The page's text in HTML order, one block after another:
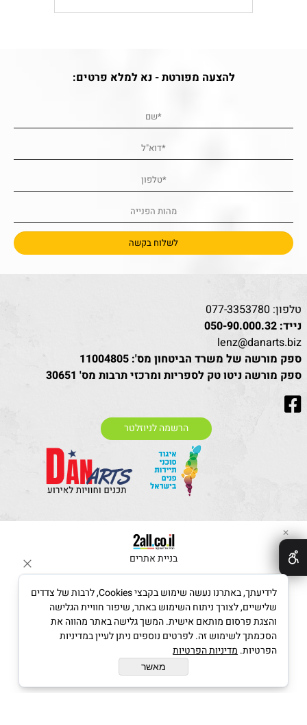
להצעה מפורטת - נא למלא פרטים:
טלפון: 077-3353780
נייד: 050-90.000.32
lenz@danarts.biz
ספק מורשה של משרד הביטחון מס': 11004805
ספק מורשה ניטו טק לספריות ומרכזי תרבות מס' 30651
הרשמה לניוזלטר
בניית אתרים
✕
לידיעתך, באתרנו נעשה שימוש בקבצי Cookies, לרבות של צדדים
שלישיים, לצורך ניתוח השימוש באתר, שיפור חוויית הגלישה
והצגת פרסום מותאם אישית. המשך גלישה באתר מהווה את
הסכמתך לשימוש זה. לפרטים נוספים ניתן לעיין במדיניות
הפרטיות. מדיניות הפרטיות
מאשר